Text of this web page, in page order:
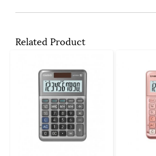
Related Product